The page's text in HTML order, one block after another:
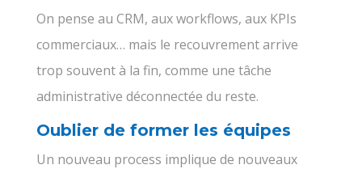
On pense au CRM, aux workflows, aux KPIs
commerciaux… mais le recouvrement arrive
trop souvent à la fin, comme une tâche
administrative déconnectée du reste.
Oublier de former les équipes
Un nouveau process implique de nouveaux